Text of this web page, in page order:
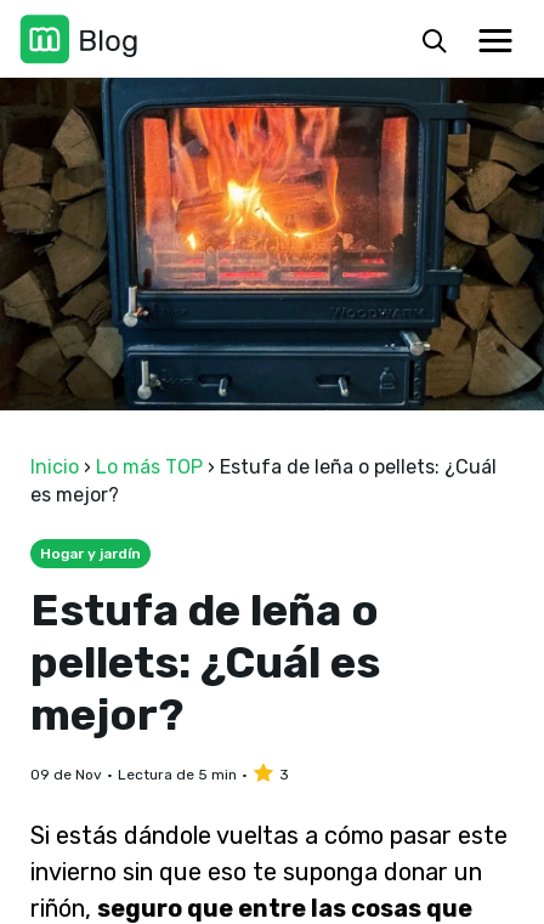
Inicio › Lo más TOP › Estufa de leña o pellets: ¿Cuál
es mejor?
Hogar y jardín
Estufa de leña o
pellets: ¿Cuál es
mejor?
09 de Nov Lectura de 5 min 3
Si estás dándole vueltas a cómo pasar este
invierno sin que eso te suponga donar un
riñón, seguro que entre las cosas que